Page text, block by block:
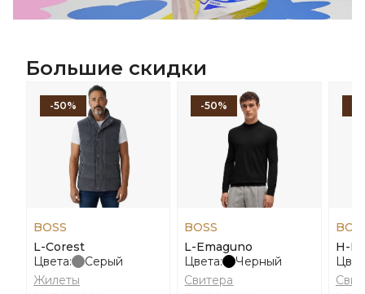
Большие скидки
-50%
BOSS
L-Corest
Цвета:
Серый
Жилеты
-50%
BOSS
L-Emaguno
Цвета:
Черный
Свитера
H-